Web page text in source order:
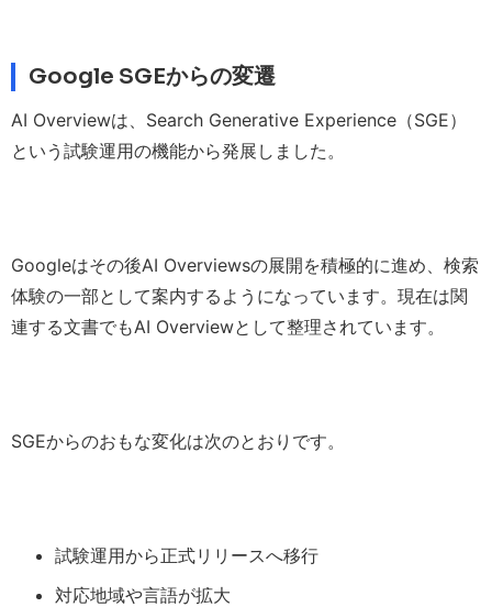
Google SGEからの変遷
AI Overviewは、Search Generative Experience（SGE）
という試験運用の機能から発展しました。
Googleはその後AI Overviewsの展開を積極的に進め、検索
体験の一部として案内するようになっています。現在は関
連する文書でもAI Overviewとして整理されています。
SGEからのおもな変化は次のとおりです。
試験運用から正式リリースへ移行
対応地域や言語が拡大